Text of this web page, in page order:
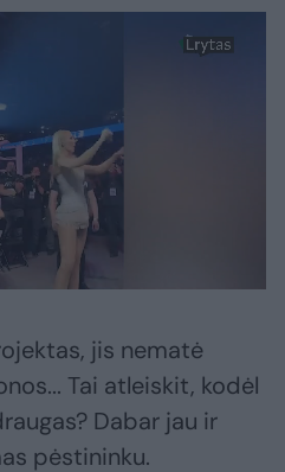
jis nematė
Tai atleiskit, kodėl
Dabar jau ir
pėstininku.